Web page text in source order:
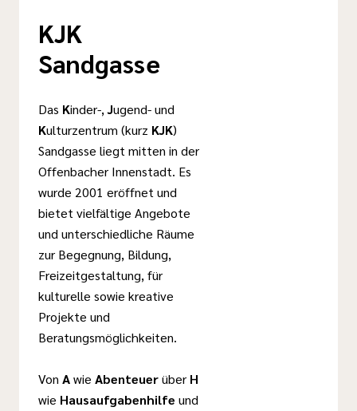
KJK
Sandgasse
Das Kinder-,Jugend- und
Kulturzentrum (kurz KJK)
Sandgasse liegt mitten in der
Offenbacher Innenstadt. Es
wurde 2001 eröffnet und
bietet vielfältige Angebote
und unterschiedliche Räume
zur Begegnung, Bildung,
Freizeitgestaltung, für
kulturelle sowie kreative
Projekte und
Beratungsmöglichkeiten.
Von Awie Abenteuerüber H
wie Hausaufgabenhilfe und